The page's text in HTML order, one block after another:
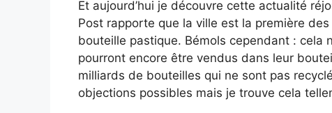
Et aujourd’hui je découvre cette actualité
Post rapporte que la ville est la première
bouteille pastique. Bémols cependant : cela
pourront encore être vendus dans leur
milliards de bouteilles qui ne sont pas
objections possibles mais je trouve cela